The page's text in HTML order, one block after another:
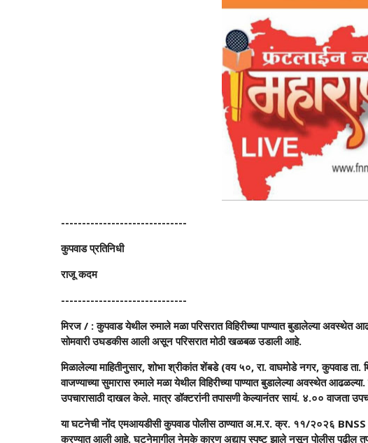
------------------------------
कुपवाड प्रतिनिधी
राजू कदम
------------------------------
मिरज / : कुपवाड येथील रुमाले मळा परिसरात विहिरीच्या पाण्यात बुडालेल्या अवस्थेत
सोमवारी उघडकीस आली असून परिसरात मोठी खळबळ उडाली आहे.
मिळालेल्या माहितीनुसार, शोभा श्रीकांत शेंबडे (वय ५०, रा. वाघमोडे नगर, कुपवाड
वाजण्याच्या सुमारास रुमाले मळा येथील विहिरीच्या पाण्यात बुडालेल्या अवस्थेत
उपचारासाठी दाखल केले. मात्र डॉक्टरांनी तपासणी केल्यानंतर सायं. ४.०० वाजता
या घटनेची नोंद एमआयडीसी कुपवाड पोलीस ठाण्यात अ.म.र. क्र. ११/२०२६
करण्यात आली आहे. घटनेमागील नेमके कारण अद्याप स्पष्ट झाले नसून पोलीस पुढील